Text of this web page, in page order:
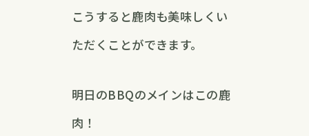
こうすると鹿肉も美味しくい
ただくことができます。
明日のBBQのメインはこの鹿
肉！